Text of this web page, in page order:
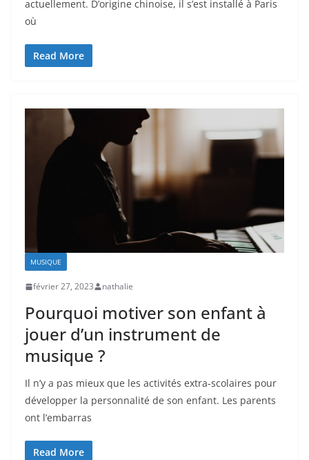
actuellement. D’origine chinoise, il s’est installé à Paris
où
Read More
MUSIQUE
février 27, 2023 nathalie
Pourquoi motiver son enfant à
jouer d’un instrument de
musique ?
Il n’y a pas mieux que les activités extra-scolaires pour
développer la personnalité de son enfant. Les parents
ont l’embarras
Read More